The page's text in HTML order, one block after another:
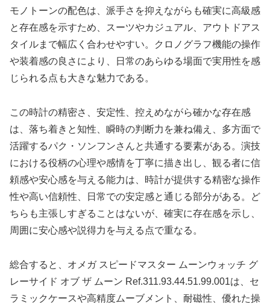
モノトーンの配色は、派手さを抑えながらも確実に高級感
と存在感を示すため、スーツやカジュアル、アウトドアス
タイルまで幅広く合わせやすい。クロノグラフ機能の操作
や装着感の良さにより、日常のあらゆる場面で実用性を感
じられる点も大きな魅力である。
この時計の精密さ、安定性、控えめながら確かな存在感
は、落ち着きと知性、瞬時の判断力を兼ね備え、多方面で
活躍するパク・ソンフンさんと共通する要素がある。演技
における役柄の心理や感情を丁寧に描き出し、観る者に信
頼感や安心感を与える能力は、時計が提供する精密な操作
性や高い信頼性、日常での安定感と通じる部分がある。ど
ちらも主張しすぎることはないが、確実に存在感を示し、
周囲に安心感や説得力を与える点で重なる。
総合すると、オメガ スピードマスター ムーンウォッチ グ
レーサイド オブ ザ ムーン Ref.311.93.44.51.99.001は、セ
ラミックケースや高精度ムーブメント、耐磁性、優れた操